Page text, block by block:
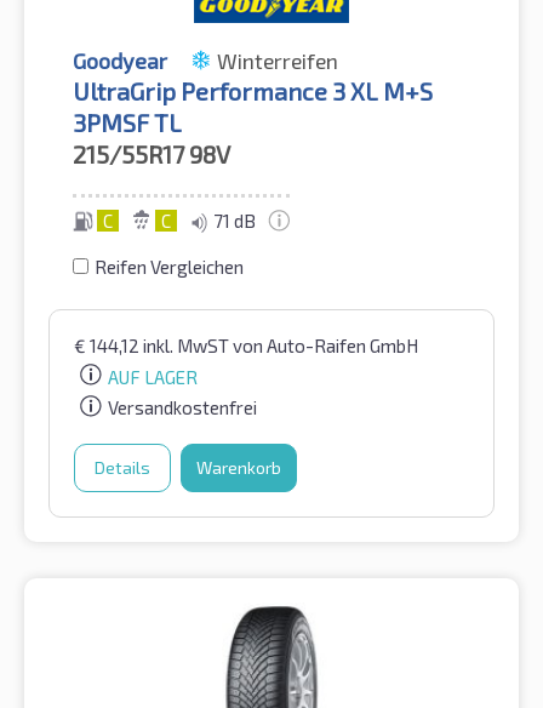
Goodyear Winterreifen
UltraGrip Performance 3 XL M+S
3PMSF TL
215/55R17 98V
C C 71 dB
Reifen Vergleichen
€ 144,12 inkl. MwSTvon Auto-Raifen GmbH
AUF LAGER
Versandkostenfrei
Details Warenkorb